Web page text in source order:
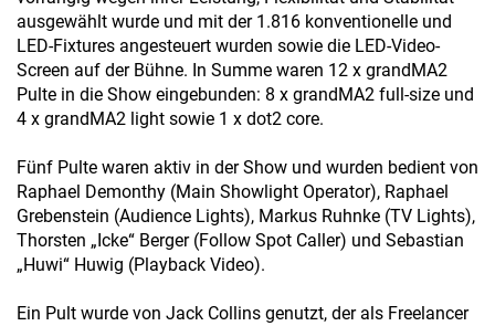
ausgewählt wurde und mit der 1.816 konventionelle und
LED-Fixtures angesteuert wurden sowie die LED-Video-
Screen auf der Bühne. In Summe waren 12 x grandMA2
Pulte in die Show eingebunden: 8 x grandMA2 full-size und
4 x grandMA2 light sowie 1 x dot2 core.
Fünf Pulte waren aktiv in der Show und wurden bedient von
Raphael Demonthy (Main Showlight Operator), Raphael
Grebenstein (Audience Lights), Markus Ruhnke (TV Lights),
Thorsten „Icke“ Berger (Follow Spot Caller) und Sebastian
„Huwi“ Huwig (Playback Video).
Ein Pult wurde von Jack Collins genutzt, der als Freelancer